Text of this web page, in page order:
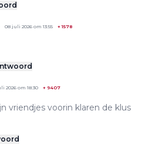
08 juli 2026 om 13:55 +1578
2026 om 18:30 + 9407
vriendjes voorin klaren de klus